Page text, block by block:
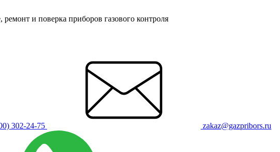
и поверка приборов газового контроля
302-24-75 zakaz@gazpribors.ru